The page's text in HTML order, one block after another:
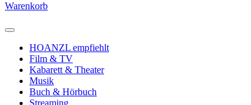
Warenkorb
HOANZL empfiehlt
Film & TV
Kabarett & Theater
Musik
Buch & Hörbuch
Streaming